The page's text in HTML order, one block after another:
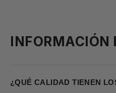
INFORMACIÓN
¿QUÉ CALIDAD TIENEN